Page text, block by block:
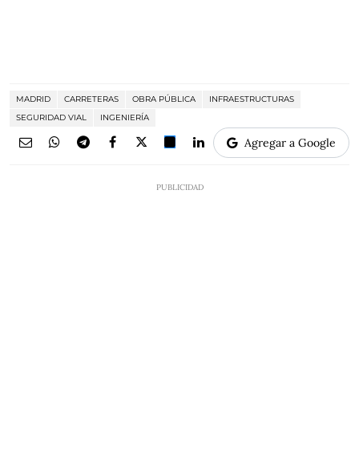
MADRID CARRETERAS OBRA PÚBLICA
INFRAESTRUCTURAS
SEGURIDAD VIAL
INGENIERÍA
Agregar a Google